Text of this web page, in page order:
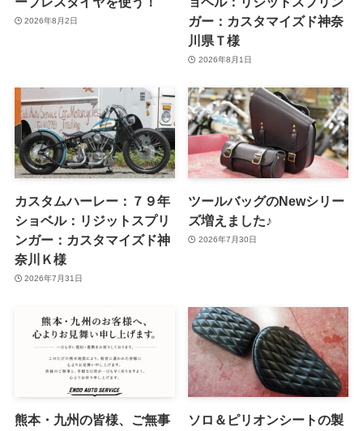
2026年8月2日
ガー：カスタマイズド神奈
川県Ｔ様
2026年8月1日
カスタムハーレー：７９年
ショベル：リジットスプリ
ンガー：カスタマイズド神
奈川Ｋ様
2026年7月31日
ツールバッグのNewシリー
ズ増えました♪
2026年7月30日
熊本・九州の皆様、ご無事
ソロ＆ピリオンシートの製